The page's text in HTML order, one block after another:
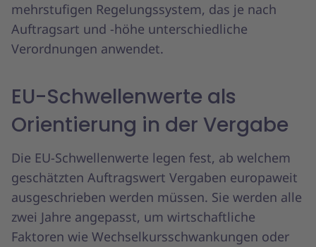
mehrstufigen Regelungssystem, das je nach
Auftragsart und -höhe unterschiedliche
Verordnungen anwendet.
EU-Schwellenwerte als
Orientierung in der Vergabe
Die EU-Schwellenwerte legen fest, ab welchem
geschätzten Auftragswert Vergaben europaweit
ausgeschrieben werden müssen. Sie werden alle
zwei Jahre angepasst, um wirtschaftliche
Faktoren wie Wechselkursschwankungen oder